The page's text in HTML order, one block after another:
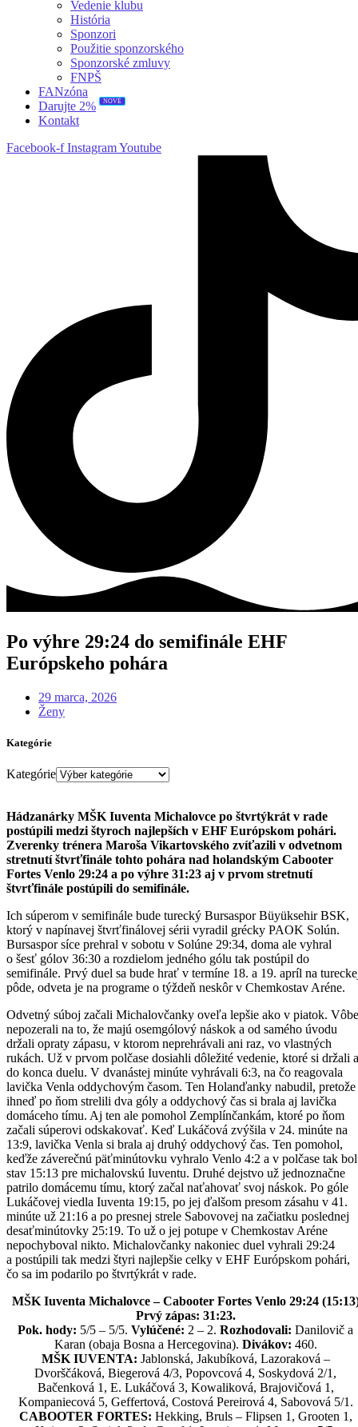
Vedenie klubu
História
Sponzori
Použitie sponzorského
Sponzorské zmluvy
FNPŠ
FANzóna
Darujte 2%
NOVÉ
Kontakt
Facebook-f InstagramYoutube
Po výhre 29:24 do semifinále EHF
Európskeho pohára
29 marca, 2026
Ženy
Kategórie
Kategórie
Hádzanárky MŠK Iuventa Michalovce po štvrtýkrát v rade
postúpili medzi štyroch najlepších v EHF Európskom pohári.
Zverenky trénera Maroša Vikartovského zvíťazili v odvetnom
stretnutí štvrťfinále tohto pohára nad holandským Cabooter
Fortes Venlo 29:24 a po výhre 31:23 aj v prvom stretnutí
štvrťfinále postúpili do semifinále.
Ich súperom v semifinále bude turecký Bursaspor Büyüksehir BSK,
ktorý v napínavej štvrťfinálovej sérii vyradil grécky PAOK Solún.
Bursaspor síce prehral v sobotu v Solúne 29:34, doma ale vyhral
o šesť gólov 36:30 a rozdielom jedného gólu tak postúpil do
semifinále. Prvý duel sa bude hrať v termíne 18. a 19. apríl na
pôde, odveta je na programe o týždeň neskôr v Chemkostav Aréne.
Odvetný súboj začali Michalovčanky oveľa lepšie ako v piatok.
nepozerali na to, že majú osemgólový náskok a od samého úvodu
držali opraty zápasu, v ktorom neprehrávali ani raz, vo vlastných
rukách. Už v prvom polčase dosiahli dôležité vedenie, ktoré si držali
do konca duelu. V dvanástej minúte vyhrávali 6:3, na čo reagovala
lavička Venla oddychovým časom. Ten Holanďanky nabudil, pretože
ihneď po ňom strelili dva góly a oddychový čas si brala aj lavička
domáceho tímu. Aj ten ale pomohol Zemplínčankám, ktoré po ňom
začali súperovi odskakovať. Keď Lukáčová zvýšila v 24. minúte na
13:9, lavička Venla si brala aj druhý oddychový čas. Ten pomohol,
keďže záverečnú päťminútovku vyhralo Venlo 4:2 a v polčase tak bol
stav 15:13 pre michalovskú Iuventu. Druhé dejstvo už jednoznačne
patrilo domácemu tímu, ktorý začal naťahovať svoj náskok. Po góle
Lukáčovej viedla Iuventa 19:15, po jej ďalšom presom zásahu v 41.
minúte už 21:16 a po presnej strele Sabovovej na začiatku poslednej
desaťminútovky 25:19. To už o jej potupe v Chemkostav Aréne
nepochyboval nikto. Michalovčanky nakoniec duel vyhrali 29:24
a postúpili tak medzi štyri najlepšie celky v EHF Európskom pohári,
čo sa im podarilo po štvrtýkrát v rade.
MŠK Iuventa Michalovce – Cabooter Fortes Venlo 29:24
Prvý zápas: 31:23.
Pok. hody: 5/5 – 5/5. Vylúčené: 2 – 2. Rozhodovali: Danilovič a
Karan (obaja Bosna a Hercegovina). Divákov: 460.
MŠK IUVENTA: Jablonská, Jakubíková, Lazoraková –
Dvorščáková, Biegerová 4/3, Popovcová 4, Soskydová 2/1,
Bačenková 1, E. Lukáčová 3, Kowaliková, Brajovičová 1,
Kompaniecová 5, Geffertová, Costová Pereirová 4, Sabovová 5/1.
CABOOTER FORTES: Hekking, Bruls – Flipsen 1, Grooten 1,